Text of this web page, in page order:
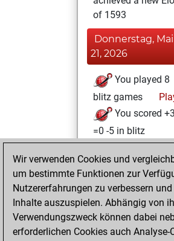
of 1593
Donnerstag, Mai
21, 2026
You played 8
blitz games
You scored +3
=0 -5 in blitz
Samstag, Januar
24, 2026
your Fritz account
Freitag,
Wir verwenden Cookies und
um bestimmte Funktionen zur
Nutzererfahrungen zu verbessern
Inhalte auszuspielen. Abhängig von
Verwendungszweck können dabei
erforderlichen Cookies auch Analyse-